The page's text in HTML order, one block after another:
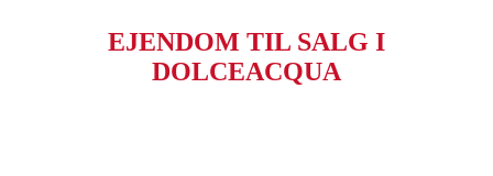
EJENDOM TIL SALG I
DOLCEACQUA